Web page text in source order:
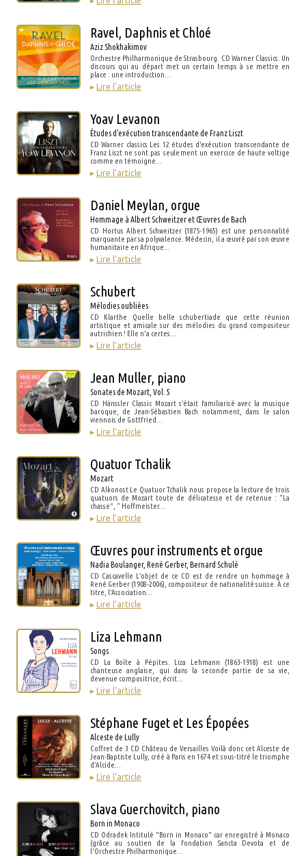
Ravel, Daphnis et Chloé
Aziz Shokhakimov
Orchestre Philharmonique de Strasbourg. CD Warner Classics. Un
discours qui au départ met un certain temps à se mettre en
place : une introduction…
▸ Lire l’article
Yoav Levanon
Études d'exécution transcendante de Franz Liszt
CD Warner classics Les 12 études d'exécution transcendante de
Franz Liszt ne sont pas seulement un exercice de haute voltige
comme en témoigne…
▸ Lire l’article
Daniel Meylan, orgue
Hommage à Albert Schweitzer et Œuvres de Bach
CD Hortus Albert Schweitzer (1875-1965) est une personnalité
marquante par sa polyvalence. Médecin, il a œuvré par son œuvre
humanitaire en Afrique…
▸ Lire l’article
Schubert
Mélodies oubliées
CD Klarthe Quelle belle schubertiade que cette réunion
artistique et amicale sur des mélodies du grand compositeur
autrichien ! Elle n’a certes…
▸ Lire l’article
Jean Muller, piano
Sonates de Mozart, Vol. 5
CD Hänssler Classic Mozart s’était familiarisé avec la musique
baroque, de Jean-Sébastien Bach notamment, dans le salon
viennois de Gottfried…
▸ Lire l’article
Quatuor Tchalik
Mozart
CD Alkonost Le Quatuor Tchalik nous propose la lecture de trois
quatuors de Mozart toute de délicatesse et de retenue : “La
chasse”, “ Hoffmeister…
▸ Lire l’article
Œuvres pour instruments et orgue
Nadia Boulanger, René Gerber, Bernard Schulé
CD Cascavelle L’objet de ce CD est de rendre un hommage à
René Gerber (1908-2006), compositeur de nationalité suisse. À ce
titre, l’Association…
▸ Lire l’article
Liza Lehmann
Songs
CD La Boîte à Pépites. Liza Lehmann (1863-1918) est une
chanteuse anglaise, qui dans la seconde partie de sa vie,
devenue compositrice, écrit…
▸ Lire l’article
Stéphane Fuget et Les Épopées
Alceste de Lully
Coffret de 3 CD Château de Versailles Voilà donc cet Alceste de
Jean-Baptiste Lully, créé à Paris en 1674 et sous-titré le triomphe
d’Alcide…
▸ Lire l’article
Slava Guerchovitch, piano
Born in Monaco
CD Odradek Intitulé "Born in Monaco" car enregistré à Monaco
(grâce au soutien de la fondation Sancta Devota et de
l'Orchestre Philharmonique…